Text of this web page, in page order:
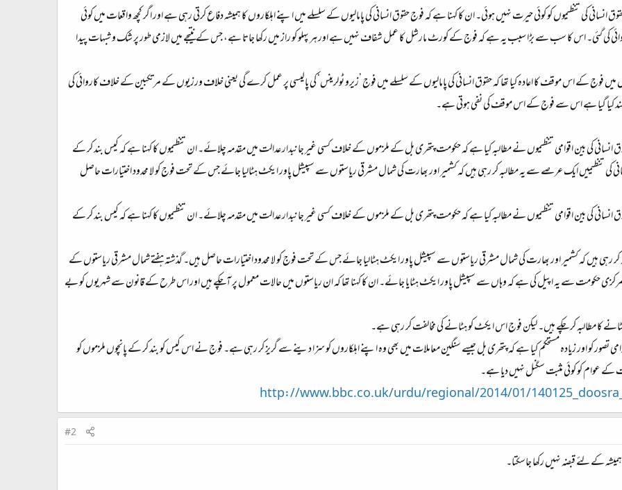
کی تنظیموں کو کوئی حیرت نہیں ہوئی۔ ان کا کہنا ہے کہ فوج حقوق انسانی کی پامالیوں کے سلسلے میں اپنے اہلکاروں کا ہمیشہ دفاع کرتی رہی ہے اور اگر کچھ واقعات میں کوئی
کی گئی۔ اس کا سب سے بڑا سبب یہ ہے کہ فوج کے کورٹ مارشل کا عمل شفاف نہیں ہے اور ہر پہلو کو راز میں رکھا جاتا ہے، جس کے نتیجے میں لازمی طور پر شک و شبہات پیدا
فوج کے اس موقف کا اعادہ کیا تھا کہ حقوق انسانی کی پامالیوں کے سلسلے میں فوج ’زیرو ٹولرینس‘ کی پالیسی پر عمل کرے گی یعنی خلاف ورزیوں کے مرتکبین کے خلاف کاروائی کی
کیا گیا ہے اس سے فوج کے اس موقف کی نفی ہوتی ہے۔
انسانی کی بین اقوامی تنظیموں نے مطالبہ کیا ہے کہ حکومت پتھری بل کے ملزموں کے خلاف کسی غیر جانبدار عدالت میں مقدمہ چلائے۔ ان تنظیموں کا کہنا ہے کہ کیس بند کر کے
کی تنظیمیں ایک عرصے سے یہ مطالبہ کر رہی ہیں کہ کشمیر اور بھارت کی شمال مشرقی ریاستوں سے سپیشل پاور ایکٹ ہٹالیا جائے جس کے تحت فوج کو لا محدود اختیارات حاصل
انسانی کی بین اقوامی تنظیموں نے مطالبہ کیا ہے کہ حکومت پتھری بل کے ملزموں کے خلاف کسی غیر جانبدار عدالت میں مقدمہ چلائے۔ ان تنظیموں کا کہنا ہے کہ کیس بند کر کے
رہی ہیں کہ کشمیر اور بھارت کی شمال مشرقی ریاستوں سے سپیشل پاور ایکٹ ہٹالیا جائے جس کے تحت فوج کو لا محدود اختیارات حاصل ہیں۔ گذشتہ ہفتے شمال مشرقی ریاستوں کے
حکومت سے یہ اپیل کی ہے کہ وہاں سے سپیشل پاور ایکٹ ہٹایا جائے۔ ان کا کہنا تھا کہ ان ریاستوں میں حالات معمول پر آچکے ہیں اور اس طرح کے قانون سے شہریوں کو بے
کا مطالبہ کر چکے ہیں۔ لیکن فوج اس ایکٹ کو ہٹانے کی مخالفت کر رہی ہے۔
کو اور زیادہ مستحکم کیا ہے کہ پتھری بل جیسے سنگین معاملات میں بھی وہ اپنے اہلکاروں کو سزا دینے سے گریز کر رہی ہے۔ فوج نے اس کیس کو بند کر کے پانچوں ملزموں کو
کے عوام کو کوئی مثبت سگنل نہیں دیا ہے۔
http://www.bbc.co.uk/urdu/regional/2014/01/
#2
کے لئے قبضہ نہیں رکھا جاسکتا۔